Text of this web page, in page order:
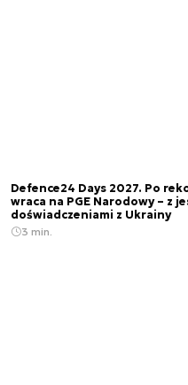
Defence24 Days 2027. Po
wraca na PGE Narodowy – z
doświadczeniami z Ukrainy
3 min.